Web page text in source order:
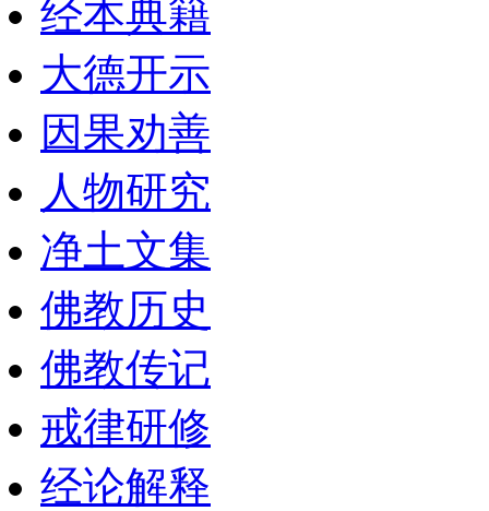
经本典籍
大德开示
因果劝善
人物研究
净土文集
佛教历史
佛教传记
戒律研修
经论解释